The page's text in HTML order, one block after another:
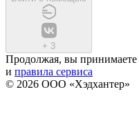
+ 3
Продолжая, вы принимаете
и правила сервиса
© 2026 ООО «Хэдхантер»